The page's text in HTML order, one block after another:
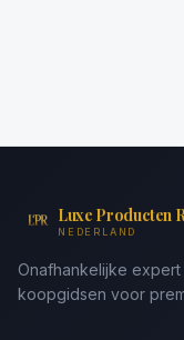
Luxe Producten
NEDERLAND
Onafhankelijke
koopgidsen voor